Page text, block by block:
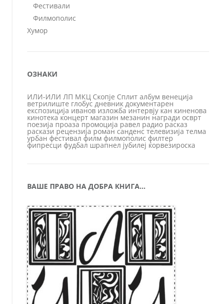
Фестивали
Филмополис
Хумор
ОЗНАКИ
ИЛИ-ИЛИ ЛП МКЦ Скопје Сплит албум венеција
ветрилиште глобус дневник документарен
експозиција иванов изложба интервју кан киненова
кинотека концерт магазин мезанин награди осврт
поезија проаза промоција равел радио расказ
раскази рецензија роман санденс телевизија телма
урбан фестивал филм филмополис филтер
фипресци фудбал шрапнел јубилеј ќорвезироска
ВАШЕ ПРАВО НА ДОБРА КНИГА…